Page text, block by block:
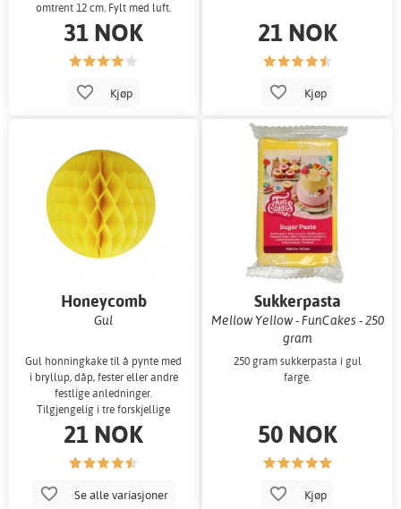
omtrent 12 cm. Fylt med luft.
31 NOK
Kjøp
21 NOK
Kjøp
Honeycomb
Gul
Gul honningkake til å pynte med
i bryllup, dåp, fester eller andre
festlige anledninger.
Tilgjengelig i tre forskjellige
størrel
21 NOK
Se alle variasjoner
Sukkerpasta
Mellow Yellow - FunCakes - 250
gram
250 gram sukkerpasta i gul
farge.
50 NOK
Kjøp